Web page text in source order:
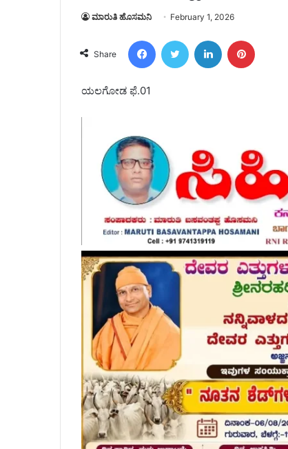
ಮಾರುತಿ ಹೊಸಮನಿ February 1, 2026
Share
FacebookTwitter LinkedIn
ಯಲಗೋಡ ಫೆ.01